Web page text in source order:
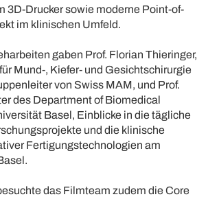
3D-Drucker sowie moderne Point-of-
im klinischen Umfeld.
gaben Prof. Florian Thieringer,
Mund-, Kiefer- und Gesichtschirurgie
von Swiss MAM, und Prof.
des Department of Biomedical
Basel, Einblicke in die tägliche
und die klinische
Fertigungstechnologien am
das Filmteam zudem die Core